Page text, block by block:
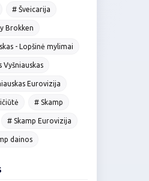
# Šveicarija
Brokken
- Lopšinė mylimai
Vyšniauskas
Eurovizija
# Skamp
# Skamp Eurovizija
dainos